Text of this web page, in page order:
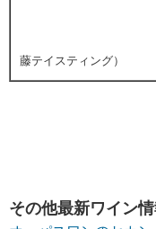
（
藤テイスティング）
その他最新ワイン情